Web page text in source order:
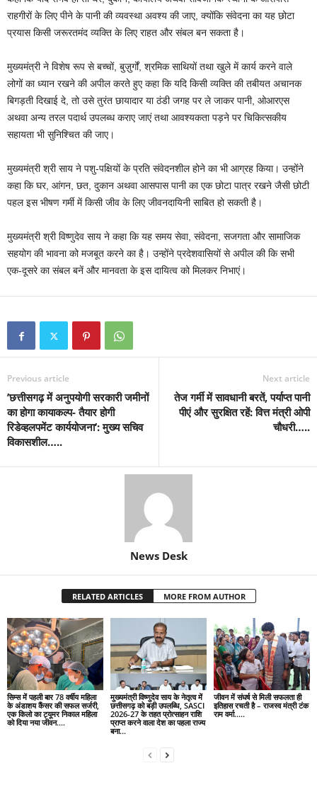
राहगीरों के लिए पीने के पानी की व्यवस्था अवश्य की जाए, क्योंकि संवेदना का यह छोटा
प्रयास किसी जरूरतमंद व्यक्ति के लिए राहत और संबल बन सकता है।
मुख्यमंत्री ने विशेष रूप से बच्चों, बुज़ुर्गों, श्रमिक साथियों तथा खुले में कार्य करने वाले
लोगों का ध्यान रखने की अपील करते हुए कहा कि यदि किसी व्यक्ति की तबीयत अचानक
बिगड़ती दिखाई दे, तो उसे तुरंत छायादार या ठंडी जगह पर ले जाकर पानी, ओआरएस
अथवा अन्य तरल पदार्थ उपलब्ध कराए जाएं तथा आवश्यकता पड़ने पर चिकित्सकीय
सहायता भी सुनिश्चित की जाए।
मुख्यमंत्री श्री साय ने पशु-पक्षियों के प्रति संवेदनशील होने का भी आग्रह किया। उन्होंने
कहा कि घर, आंगन, छत, दुकान अथवा आसपास पानी का एक छोटा पात्र रखने जैसी छोटी
पहल इस भीषण गर्मी में किसी जीव के लिए जीवनदायिनी साबित हो सकती है।
मुख्यमंत्री श्री विष्णुदेव साय ने कहा कि यह समय सेवा, संवेदना, सजगता और सामाजिक
सहयोग की भावना को मजबूत करने का है। उन्होंने प्रदेशवासियों से अपील की कि सभी
एक-दूसरे का संबल बनें और मानवता के इस दायित्व को मिलकर निभाएं।
Previous article
’छत्तीसगढ़ में अनुपयोगी सरकारी जमीनों
का होगा कायाकल्प- तैयार होगी
रिडेव्हलपमेंट कार्ययोजना’: मुख्य सचिव
विकासशील…..
Next article
तेज गर्मी में सावधानी बरतें, पर्याप्त पानी
पीएं और सुरक्षित रहें: वित्त मंत्री ओपी
चौधरी…..
News Desk
RELATED ARTICLES MORE FROM AUTHOR
सिम्स में पहली बार 78 वर्षीय महिला
के अंडाशय कैंसर की सफल सर्जरी,
एक किलो का ट्यूमर निकाल महिला
को दिया नया जीवन….
मुख्यमंत्री विष्णुदेव साय के नेतृत्व में
छत्तीसगढ़ को बड़ी उपलब्धि, SASCI
2026-27 के तहत प्रोत्साहन राशि
प्राप्त करने वाला देश का पहला राज्य
बना...
जीवन में संघर्ष से मिली सफलता ही
इतिहास रचती है – राजस्व मंत्री टंक
राम वर्मा…..